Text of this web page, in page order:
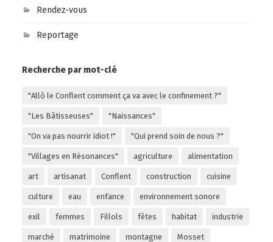
Rendez-vous
Reportage
Recherche par mot-clé
"Allô le Conflent comment ça va avec le confinement ?"
"Les Bâtisseuses" "Naissances"
"On va pas nourrir idiot !" "Qui prend soin de nous ?"
"Villages en Résonances" agriculture alimentation
art artisanat Conflent construction cuisine
culture eau enfance environnement sonore
exil femmes Fillols fêtes habitat industrie
marché matrimoine montagne Mosset